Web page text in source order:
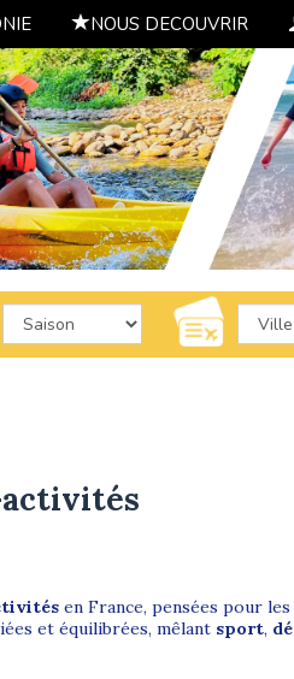
NOUS DECOUVRIR
activités
en France, pensées pour les
et équilibrées, mêlant sport,